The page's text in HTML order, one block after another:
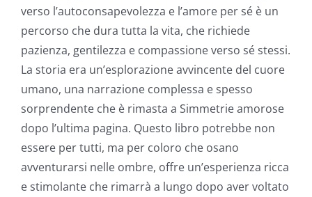
verso l’autoconsapevolezza e l’amore per sé è un
percorso che dura tutta la vita, che richiede
pazienza, gentilezza e compassione verso sé stessi.
La storia era un’esplorazione avvincente del cuore
umano, una narrazione complessa e spesso
sorprendente che è rimasta a Simmetrie amorose
dopo l’ultima pagina. Questo libro potrebbe non
essere per tutti, ma per coloro che osano
avventurarsi nelle ombre, offre un’esperienza ricca
e stimolante che rimarrà a lungo dopo aver voltato
Exploring
the
Intersection
of
Technology
and